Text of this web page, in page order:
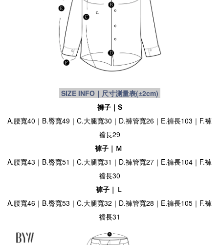
SIZE INFO｜尺寸測量表(±2cm)
褲子｜S
A.腰寬40｜B.臀寬49｜C.大腿寬30｜D.褲管寬26｜E.褲長103｜F.褲
襠長29
褲子｜Ｍ
A.腰寬43｜B.臀寬51｜C.大腿寬31｜D.褲管寬27｜E.褲長104｜F.褲
襠長30
褲子｜Ｌ
A.腰寬46｜B.臀寬53｜C.大腿寬32｜D.褲管寬28｜E.褲長105｜F.褲
襠長31